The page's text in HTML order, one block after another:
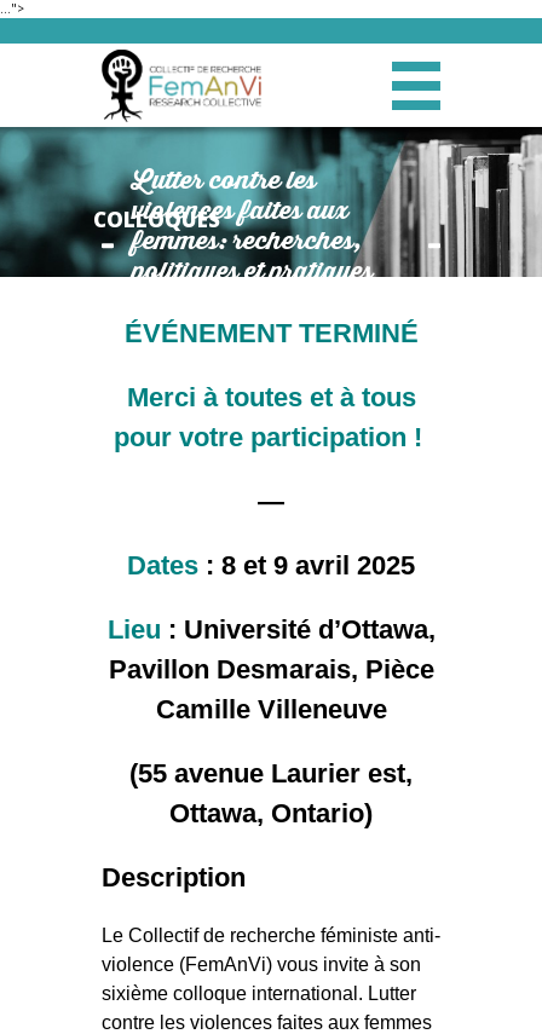
…">
COLLOQUES
Lutter contre les
violences faites aux
femmes: recherches,
politiques et pratiques
ÉVÉNEMENT TERMINÉ
Merci à toutes et à tous
pour votre participation !
—
Dates : 8 et 9 avril 2025
Lieu : Université d’Ottawa,
Pavillon Desmarais, Pièce
Camille Villeneuve
(55 avenue Laurier est,
Ottawa, Ontario)
Description
Le Collectif de recherche féministe anti-
violence (FemAnVi) vous invite à son
sixième colloque international. Lutter
contre les violences faites aux femmes